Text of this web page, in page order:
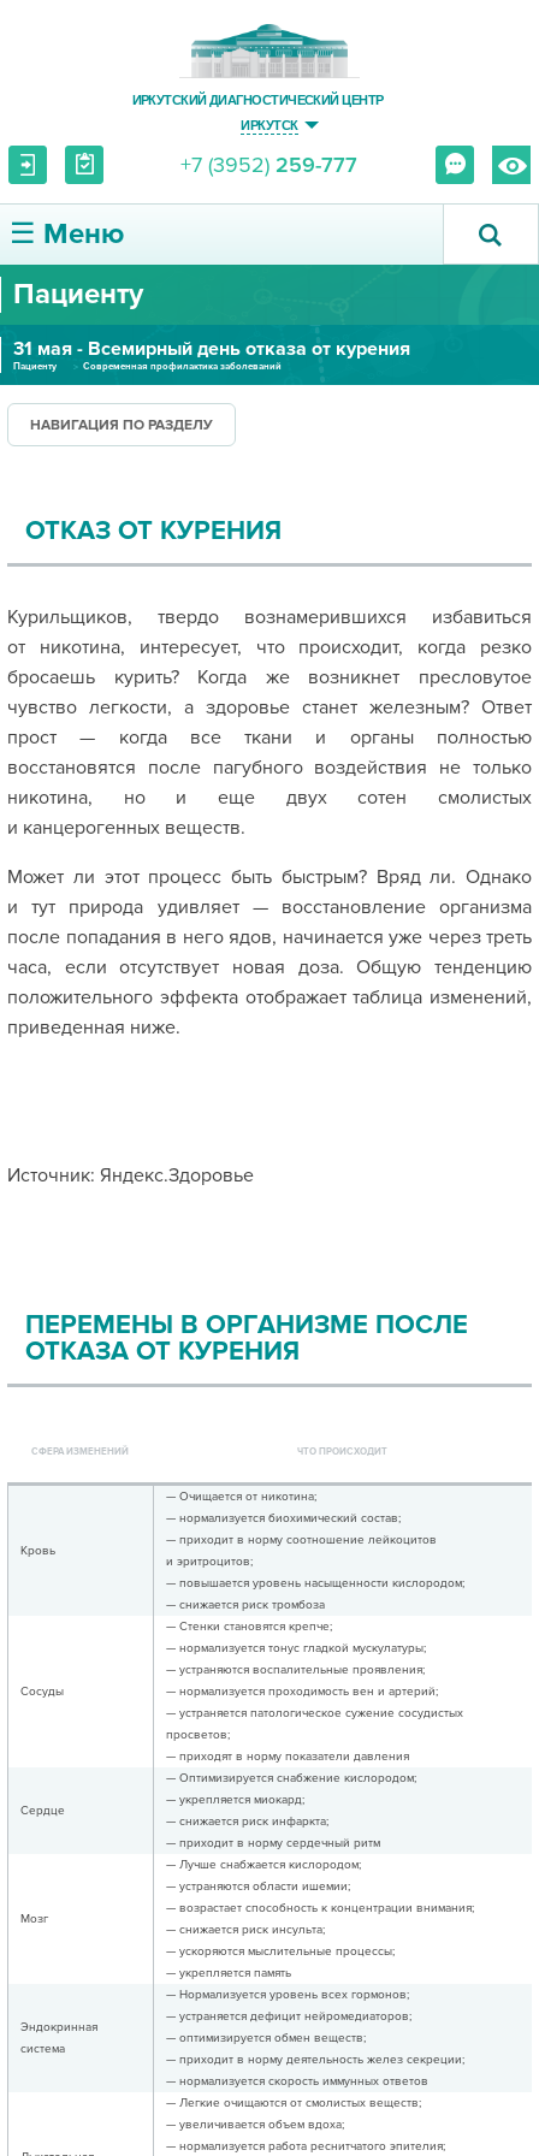
ИРКУТСКИЙ ДИАГНОСТИЧЕСКИЙ ЦЕНТР
ИРКУТСК
+7 (3952) 259-777
☰ Меню
О ЦЕНТРЕ
УСЛУГИ И ЦЕНЫ
ПАЦИЕНТУ
ПРАВОВАЯ ИНФОРМАЦИЯ
Пациенту
31 мая - Всемирный день отказа от курения
Пациенту Современная профилактика заболеваний
НАВИГАЦИЯ ПО РАЗДЕЛУ
ОТКАЗ ОТ КУРЕНИЯ
Курильщиков, твердо вознамерившихся избавиться
от никотина, интересует, что происходит, когда резко
бросаешь курить? Когда же возникнет пресловутое
чувство легкости, а здоровье станет железным? Ответ
прост — когда все ткани и органы полностью
восстановятся после пагубного воздействия не только
никотина, но и еще двух сотен смолистых
и канцерогенных веществ.
Может ли этот процесс быть быстрым? Вряд ли. Однако
и тут природа удивляет — восстановление организма
после попадания в него ядов, начинается уже через треть
часа, если отсутствует новая доза. Общую тенденцию
положительного эффекта отображает таблица изменений,
приведенная ниже.
Источник: Яндекс.Здоровье
ПЕРЕМЕНЫ В ОРГАНИЗМЕ ПОСЛЕ
ОТКАЗА ОТ КУРЕНИЯ
СФЕРА ИЗМЕНЕНИЙ ЧТО ПРОИСХОДИТ
Кровь
— Очищается от никотина;
— нормализуется биохимический состав;
— приходит в норму соотношение лейкоцитов
и эритроцитов;
— повышается уровень насыщенности кислородом;
— снижается риск тромбоза
Сосуды
— Стенки становятся крепче;
— нормализуется тонус гладкой мускулатуры;
— устраняются воспалительные проявления;
— нормализуется проходимость вен и артерий;
— устраняется патологическое сужение сосудистых
просветов;
— приходят в норму показатели давления
Сердце
— Оптимизируется снабжение кислородом;
— укрепляется миокард;
— снижается риск инфаркта;
— приходит в норму сердечный ритм
Мозг
— Лучше снабжается кислородом;
— устраняются области ишемии;
— возрастает способность к концентрации внимания;
— снижается риск инсульта;
— ускоряются мыслительные процессы;
— укрепляется память
Эндокринная
система
— Нормализуется уровень всех гормонов;
— устраняется дефицит нейромедиаторов;
— оптимизируется обмен веществ;
— приходит в норму деятельность желез секреции;
— нормализуется скорость иммунных ответов
— Легкие очищаются от смолистых веществ;
— увеличивается объем вдоха;
— нормализуется работа реснитчатого эпителия;